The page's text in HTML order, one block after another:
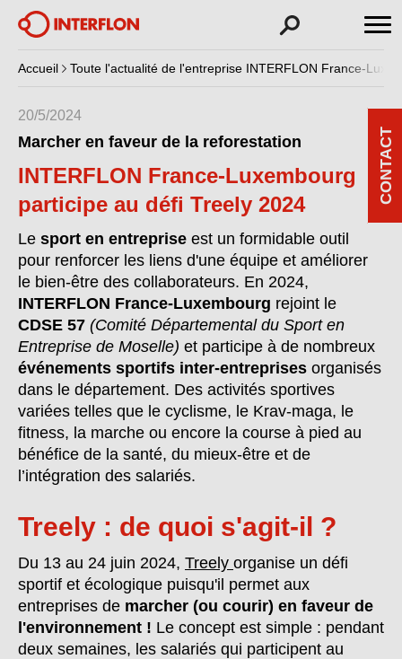
Accueil Toute l'actualité de l'entreprise INTERFLON France-
20/5/2024
Marcher en faveur de la reforestation
INTERFLON France-Luxembourg
participe au défi Treely 2024
Le sport en entreprise est un formidable outil
pour renforcer les liens d'une équipe et améliorer
le bien-être des collaborateurs. En 2024,
INTERFLON France-Luxembourg rejoint le
CDSE 57 (Comité Départemental du Sport en
Entreprise de Moselle) et participe à de nombreux
événements sportifs inter-entreprises organisés
dans le département. Des activités sportives
variées telles que le cyclisme, le Krav-maga, le
fitness, la marche ou encore la course à pied au
bénéfice de la santé, du mieux-être et de
l’intégration des salariés.
Treely : de quoi s'agit-il ?
Du 13 au 24 juin 2024, Treely organise un défi
sportif et écologique puisqu'il permet aux
entreprises de marcher (ou courir) en faveur de
l'environnement ! Le concept est simple : pendant
deux semaines, les salariés qui participent au
CONTACT